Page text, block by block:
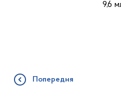
9,6
Попередня